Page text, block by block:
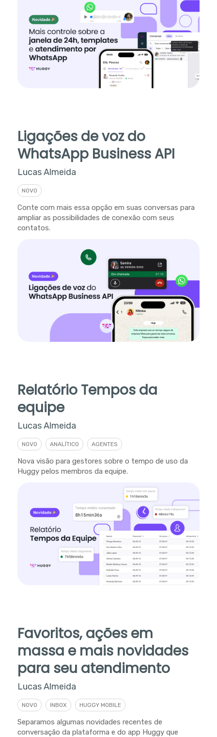
Ligações de voz do
WhatsApp Business API
Lucas Almeida
NOVO
Conte com mais essa opção em suas conversas para
ampliar as possibilidades de conexão com seus
contatos.
Relatório Tempos da
equipe
Lucas Almeida
NOVO ANALÍTICO AGENTES
Nova visão para gestores sobre o tempo de uso da
Huggy pelos membros da equipe.
Favoritos, ações em
massa e mais novidades
para seu atendimento
Lucas Almeida
NOVO INBOX HUGGY MOBILE
Separamos algumas novidades recentes de
conversação da plataforma e do app Huggy que